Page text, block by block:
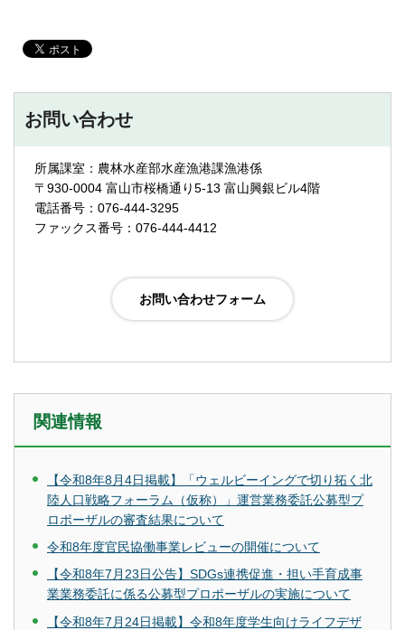
お問い合わせ
所属課室：農林水産部水産漁港課漁港係
〒930-0004 富山市桜橋通り5-13 富山興銀ビル4階
電話番号：076-444-3295
ファックス番号：076-444-4412
関連情報
【令和8年8月4日掲載】「ウェルビーイングで切り拓く北
陸人口戦略フォーラム（仮称）」運営業務委託公募型プ
ロポーザルの審査結果について
令和8年度官民協働事業レビューの開催について
【令和8年7月23日公告】SDGs連携促進・担い手育成事
業業務委託に係る公募型プロポーザルの実施について
【令和8年7月24日掲載】令和8年度学生向けライフデザ